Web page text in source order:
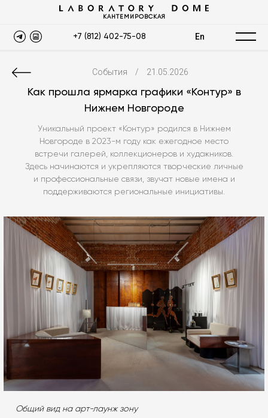
КАНТЕМИРОВСКАЯ
+7 (812) 402-75-08 En
События / 21.05.2026
Как прошла ярмарка графики «Контур» в
Нижнем Новгороде
Уникальный проект «Контур» родился в Нижнем
Новгороде в 2023-м году как ежегодное место
встречи галерей, коллекционеров и художников.
Здесь начинаются и укрепляются творческие личные
и профессиональные связи, звучат новые имена и
поддерживаются региональные инициативы.
Общий вид на арт-лаунж зону